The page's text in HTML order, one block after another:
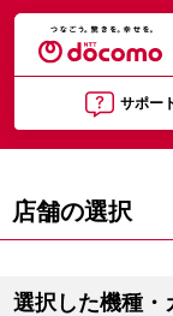
サポー
店舗の選択
選択した機種・